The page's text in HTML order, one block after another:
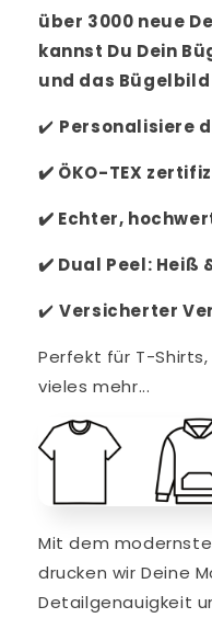
über 3000 neue
kannst Du Dein
und das
✔️ Personalisiere
✔️ ÖKO-TEX
✔️ Echter,
✔️ Dual Peel: Heiß
✔️ Versicherter
Perfekt für T-Shirts,
vieles mehr...
Mit dem
drucken wir Deine
Detailgenauigkeit